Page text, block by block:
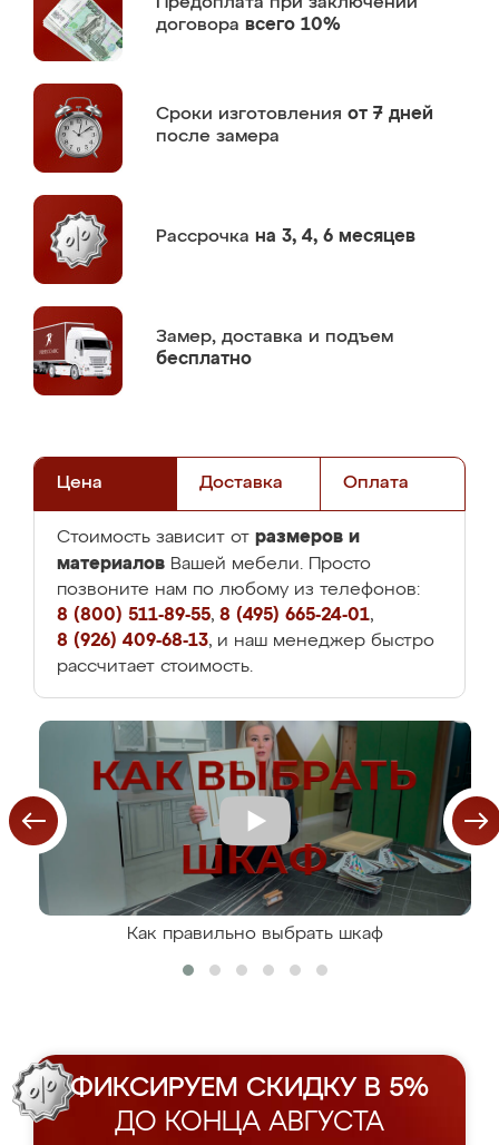
договора всего 10%
Сроки изготовления от 7 дней
после замера
Рассрочка на 3, 4, 6 месяцев
Замер, доставка и подъем
бесплатно
Цена Доставка Оплата
Стоимость зависит от размеров и
материалов Вашей мебели. Просто
позвоните нам по любому из телефонов:
8 (800) 511-89-55, 8 (495) 665-24-01,
8 (926) 409-68-13, и наш менеджер быстро
рассчитает стоимость.
Как правильно выбрать шкаф
ФИКСИРУЕМ СКИДКУ В 5%
ДО КОНЦА АВГУСТА